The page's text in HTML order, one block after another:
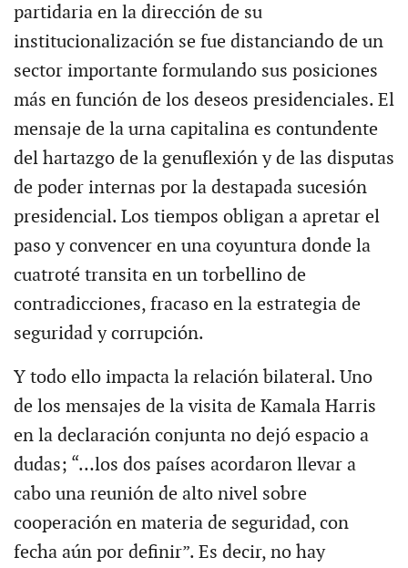
partidaria en la dirección de su
institucionalización se fue distanciando de un
sector importante formulando sus posiciones
más en función de los deseos presidenciales. El
mensaje de la urna capitalina es contundente
del hartazgo de la genuflexión y de las disputas
de poder internas por la destapada sucesión
presidencial. Los tiempos obligan a apretar el
paso y convencer en una coyuntura donde la
cuatroté transita en un torbellino de
contradicciones, fracaso en la estrategia de
seguridad y corrupción.
Y todo ello impacta la relación bilateral. Uno
de los mensajes de la visita de Kamala Harris
en la declaración conjunta no dejó espacio a
dudas; “…los dos países acordaron llevar a
cabo una reunión de alto nivel sobre
cooperación en materia de seguridad, con
fecha aún por definir”. Es decir, no hay